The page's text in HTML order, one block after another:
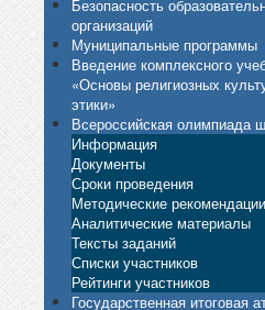
Безопасность
организаций
Муниципальные программы
Введение комплексного
«Основы религиозных
этики»
Всероссийская олимпиада
Информация
Документы
Сроки проведения
Методические рекомендации
Аналитические материалы
Тексты заданий
Списки участников
Рейтинги участников
Государственная итоговая